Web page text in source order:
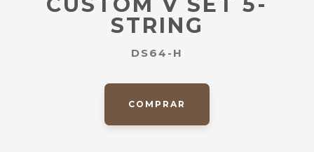
STRING
DS64-H
COMPRAR